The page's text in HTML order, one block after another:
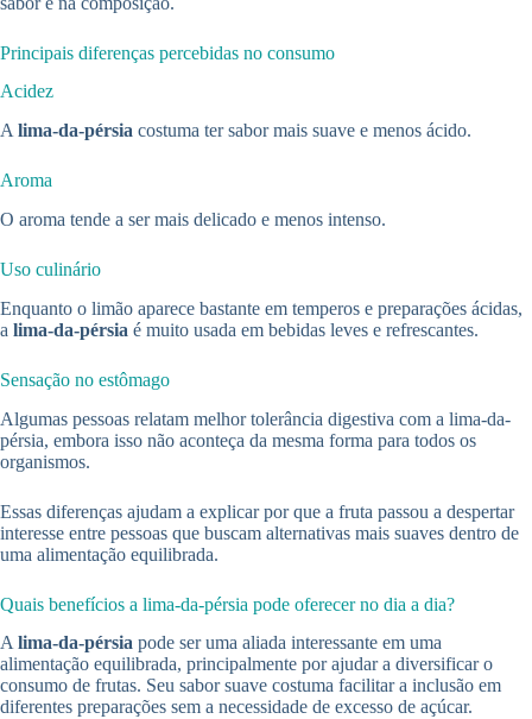
Principais diferenças percebidas no consumo
Acidez
A lima-da-pérsia costuma ter sabor mais suave e menos ácido.
Aroma
O aroma tende a ser mais delicado e menos intenso.
Uso culinário
Enquanto o limão aparece bastante em temperos e preparações ácidas,
a lima-da-pérsia é muito usada em bebidas leves e refrescantes.
Sensação no estômago
Algumas pessoas relatam melhor tolerância digestiva com a lima-da-
pérsia, embora isso não aconteça da mesma forma para todos os
organismos.
Essas diferenças ajudam a explicar por que a fruta passou a despertar
interesse entre pessoas que buscam alternativas mais suaves dentro de
uma alimentação equilibrada.
Quais benefícios a lima-da-pérsia pode oferecer no dia a dia?
Alima-da-pérsia pode ser uma aliada interessante em uma
alimentação equilibrada, principalmente por ajudar a diversificar o
consumo de frutas. Seu sabor suave costuma facilitar a inclusão em
diferentes preparações sem a necessidade de excesso de açúcar.